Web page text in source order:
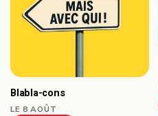
Blabla-cons
LE 8 AOÛT